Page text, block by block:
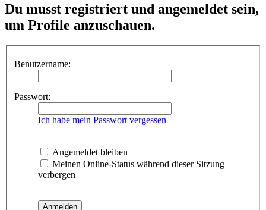
Du musst registriert und angemeldet sein,
um Profile anzuschauen.
Benutzername:
Passwort:
Ich habe mein Passwort vergessen
Angemeldet bleiben
Meinen Online-Status während dieser Sitzung
verbergen